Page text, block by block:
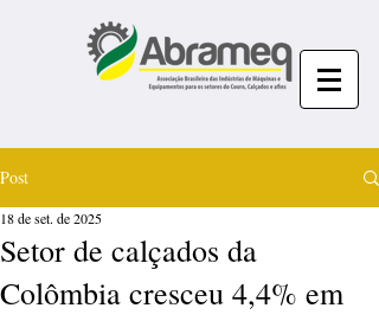
Post
Setor de calçados da
Colômbia cresceu 4,4% em
18 de set. de 2025